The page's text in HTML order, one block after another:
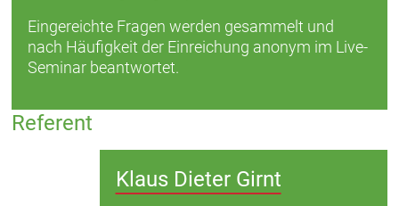
Eingereichte Fragen werden gesammelt und
nach Häufigkeit der Einreichung anonym im Live-
Seminar beantwortet.
Referent
Klaus Dieter Girnt